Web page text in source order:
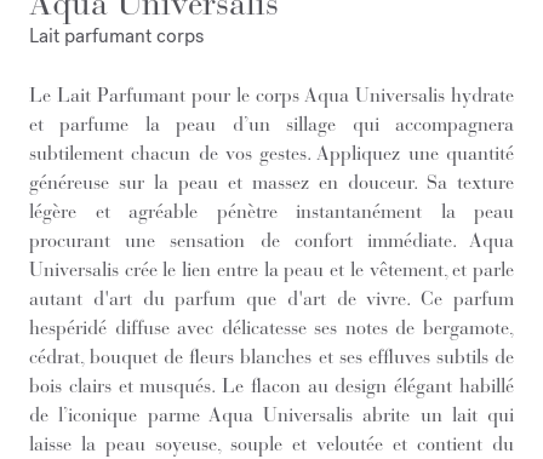
Lait parfumant corps
Le Lait Parfumant pour le corps Aqua Universalis hydrate
et parfume la peau d’un sillage qui accompagnera
subtilement chacun de vos gestes. Appliquez une quantité
généreuse sur la peau et massez en douceur. Sa texture
légère et agréable pénètre instantanément la peau
procurant une sensation de confort immédiate. Aqua
Universalis crée le lien entre la peau et le vêtement, et parle
autant d'art du parfum que d'art de vivre. Ce parfum
hespéridé diffuse avec délicatesse ses notes de bergamote,
cédrat, bouquet de fleurs blanches et ses effluves subtils de
bois clairs et musqués. Le flacon au design élégant habillé
de l’iconique parme Aqua Universalis abrite un lait qui
laisse la peau soyeuse, souple et veloutée et contient du